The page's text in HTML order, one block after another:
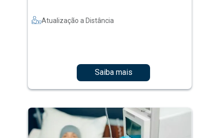
Atualização a Distância
Saiba mais